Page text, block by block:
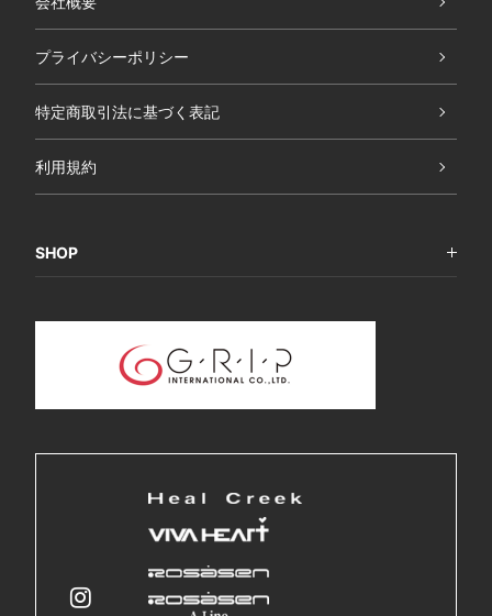
プライバシーポリシー
特定商取引法に基づく表記
利用規約
SHOP